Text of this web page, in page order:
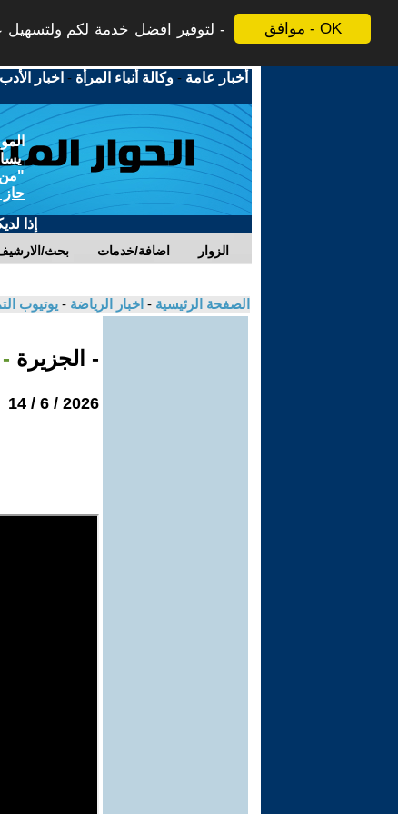
موافق - OK
لتوفير افضل خدمة لكم ولتسهيل
أخبار عامة -وكالة أنباء المرأة - اخبار
"من
حاز
إذا
بحث/ اضافة/خدمات الزوار
الصفحة الرئيسية - اخبار الرياضة - يوتيوب
- الجزيرة
2026 / 6 / 14